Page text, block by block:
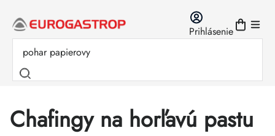
obsah
Prihlásenie
Chafingy na horľavú pastu